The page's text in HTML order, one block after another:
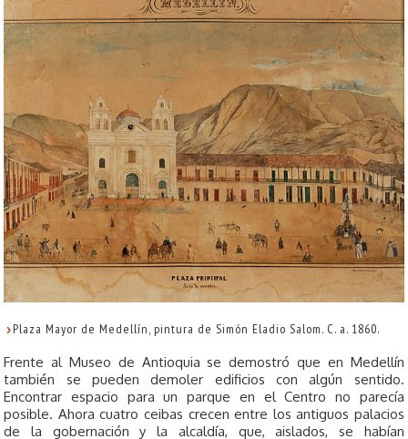
Plaza Mayor de Medellín, pintura de Simón Eladio Salom. C. a. 1860.
Frente al Museo de Antioquia se demostró que en Medellín
también se pueden demoler edificios con algún sentido.
Encontrar espacio para un parque en el Centro no parecía
posible. Ahora cuatro ceibas crecen entre los antiguos palacios
de la gobernación y la alcaldía, que, aislados, se habían